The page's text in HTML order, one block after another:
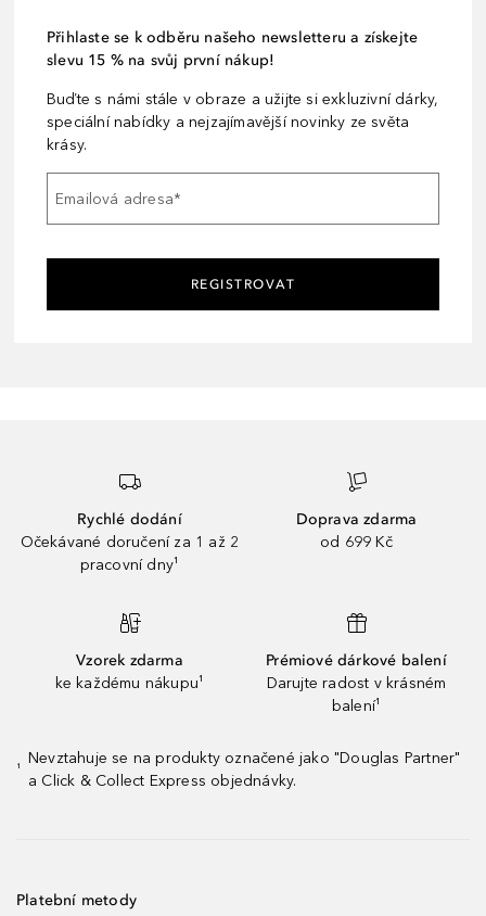
Přihlaste se k odběru našeho newsletteru a získejte
slevu 15 % na svůj první nákup!
Buďte s námi stále v obraze a užijte si exkluzivní dárky,
speciální nabídky a nejzajímavější novinky ze světa
krásy.
Emailová adresa*
REGISTROVAT
Rychlé dodání
Očekávané doručení za 1 až 2
pracovní dny¹
Doprava zdarma
od 699 Kč
Vzorek zdarma
ke každému nákupu¹
Prémiové dárkové balení
Darujte radost v krásném
balení¹
¹
Nevztahuje se na produkty označené jako "Douglas Partner"
a Click & Collect Express objednávky.
Platební metody